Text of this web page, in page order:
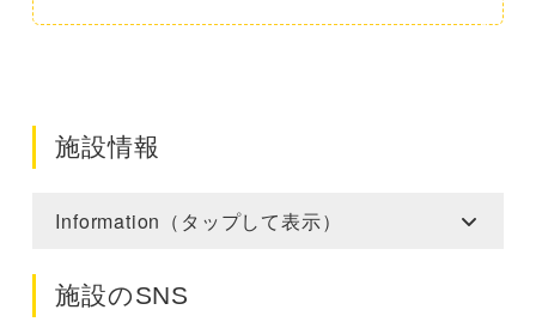
施設情報
Information（タップして表示）
施設のSNS